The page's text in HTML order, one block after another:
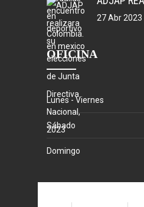
27 Abr 2023
OFICINA
Lunes - Viernes
Sábado
Domingo